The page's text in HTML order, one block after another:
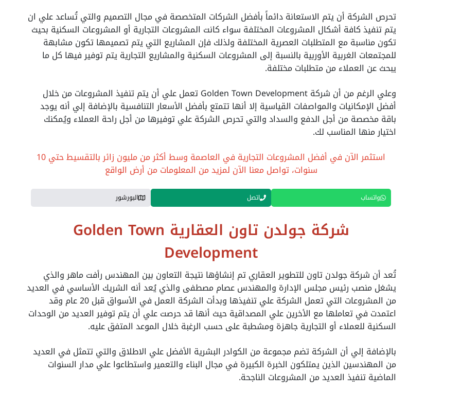
تحرص الشركة أن يتم الاستعانة دائماً بأفضل الشركات المتخصصة في مجال التصميم والتي تُساعد علي ان
يتم تنفيذ كافة أشكال المشروعات المختلفة سواء كانت المشروعات التجارية أو المشروعات السكنية بحيث
تكون مناسبة مع المتطلبات العصرية المختلفة ولذلك فإن المشاريع التي يتم تصميمها تكون مشابهة
للمجتمعات الغربية الأوربية بالنسبة إلى المشروعات السكنية والمشاريع التجارية يتم توفير فيها كل ما
يبحث عن العملاء من متطلبات مختلفة.
وعلي الرغم من أن شركة Golden Town Development تعمل علي أن يتم تنفيذ المشروعات من خلال
أفضل الإمكانيات والمواصفات القياسية إلا أنها تتمتع بأفضل الأسعار التنافسية بالإضافة إلي أنه يوجد
باقة مخصصة من أجل الدفع والسداد والتي تحرص الشركة علي توفيرها من أجل راحة العملاء ويُمكنك
اختيار منها المناسب لك.
استثمر الآن في أفضل المشروعات التجارية في العاصمة وسط أكثر من مليون زائر بالتقسيط حتي 10
سنوات، تواصل معنا الآن لمزيد من المعلومات من أرض الواقع
واتساب اتصل البورشور
شركة جولدن تاون العقارية Golden Town
Development
تُعد أن شركة جولدن تاون للتطوير العقاري تم إنشاؤها نتيجة التعاون بين المهندس رأفت ماهر والذي
يشغل منصب رئيس مجلس الإدارة والمهندس عصام مصطفى والذي يُعد أنه الشريك الأساسي في العديد
من المشروعات التي تعمل الشركة علي تنفيذها وبدأت الشركة العمل في الأسواق قبل 20 عام وقد
اعتمدت في تعاملها مع الأخرين علي المصداقية حيث أنها قد حرصت علي أن يتم توفير العديد من الوحدات
السكنية للعملاء أو التجارية جاهزة ومشطبة على حسب الرغبة خلال الموعد المتفق عليه.
بالإضافة إلي أن الشركة تضم مجموعة من الكوادر البشرية الأفضل علي الاطلاق والتي تتمثل في العديد
من المهندسين الذين يمتلكون الخبرة الكبيرة في مجال البناء والتعمير واستطاعوا علي مدار السنوات
الماضية تنفيذ العديد من المشروعات الناجحة.